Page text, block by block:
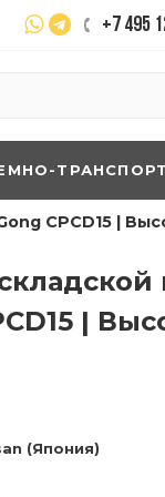
+7 495
CPCD15 |
|
(Япония)